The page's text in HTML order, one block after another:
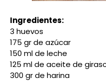
Ingredientes:
3 huevos
175 gr de azúcar
150 ml de leche
125 ml de aceite de
300 gr de harina